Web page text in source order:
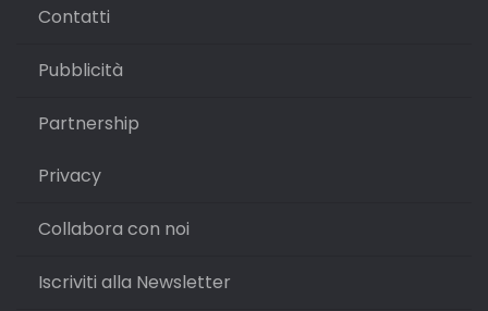
Contatti
Pubblicità
Partnership
Privacy
Collabora con noi
Iscriviti alla Newsletter